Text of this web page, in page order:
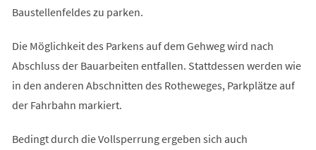
Baustellenfeldes zu parken.
Die Möglichkeit des Parkens auf dem Gehweg wird nach
Abschluss der Bauarbeiten entfallen. Stattdessen werden wie
in den anderen Abschnitten des Rotheweges, Parkplätze auf
der Fahrbahn markiert.
Bedingt durch die Vollsperrung ergeben sich auch